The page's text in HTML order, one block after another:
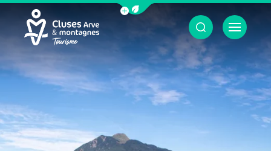
Afficher la barre de navigation du
Cluses Arve &amp; montagnes
Menu